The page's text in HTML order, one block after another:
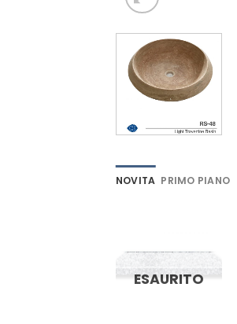
NOVITA PRIMO PIANO
Aggiungi
alla lista
ESAURITO